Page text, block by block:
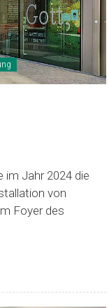
Jahr 2024 die
von
Foyer des